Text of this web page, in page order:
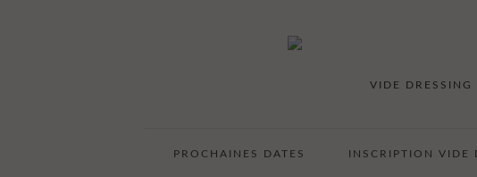
VIDE DRESSING
PROCHAINES DATES INSCRIPTION VIDE